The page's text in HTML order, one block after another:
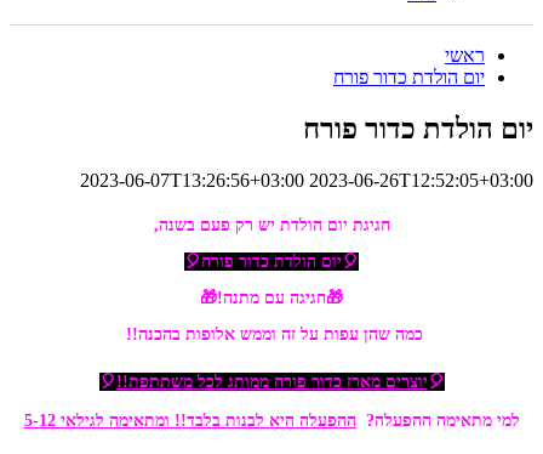
ראשי
יום הולדת כדור פורח
יום הולדת כדור פורח
2023-06-07T13:26:56+03:00 2023-06-26T12:52:05+03:00
חגיגת יום הולדת יש רק פעם בשנה,
🎈יום הולדת כדור פורח🎈
🎁חגיגה עם מתנה!🎁
כמה שהן עפות על זה וממש אלופות בהכנה!!
🎈 יוצרים מארז כדור פורח ממותג לכל משתתפת!! 🎈
למי מתאימה ההפעלה? ההפעלה היא לבנות בלבד!! ומתאימה לגילאי 5-12